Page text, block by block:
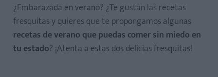
Preparación:
¿Embarazada en verano? ¿Te gustan las recetas
fresquitas y quieres que te propongamos algunas
recetas de verano que puedas comer sin miedo en
tu estado? ¡Atenta a estas dos delicias fresquitas!